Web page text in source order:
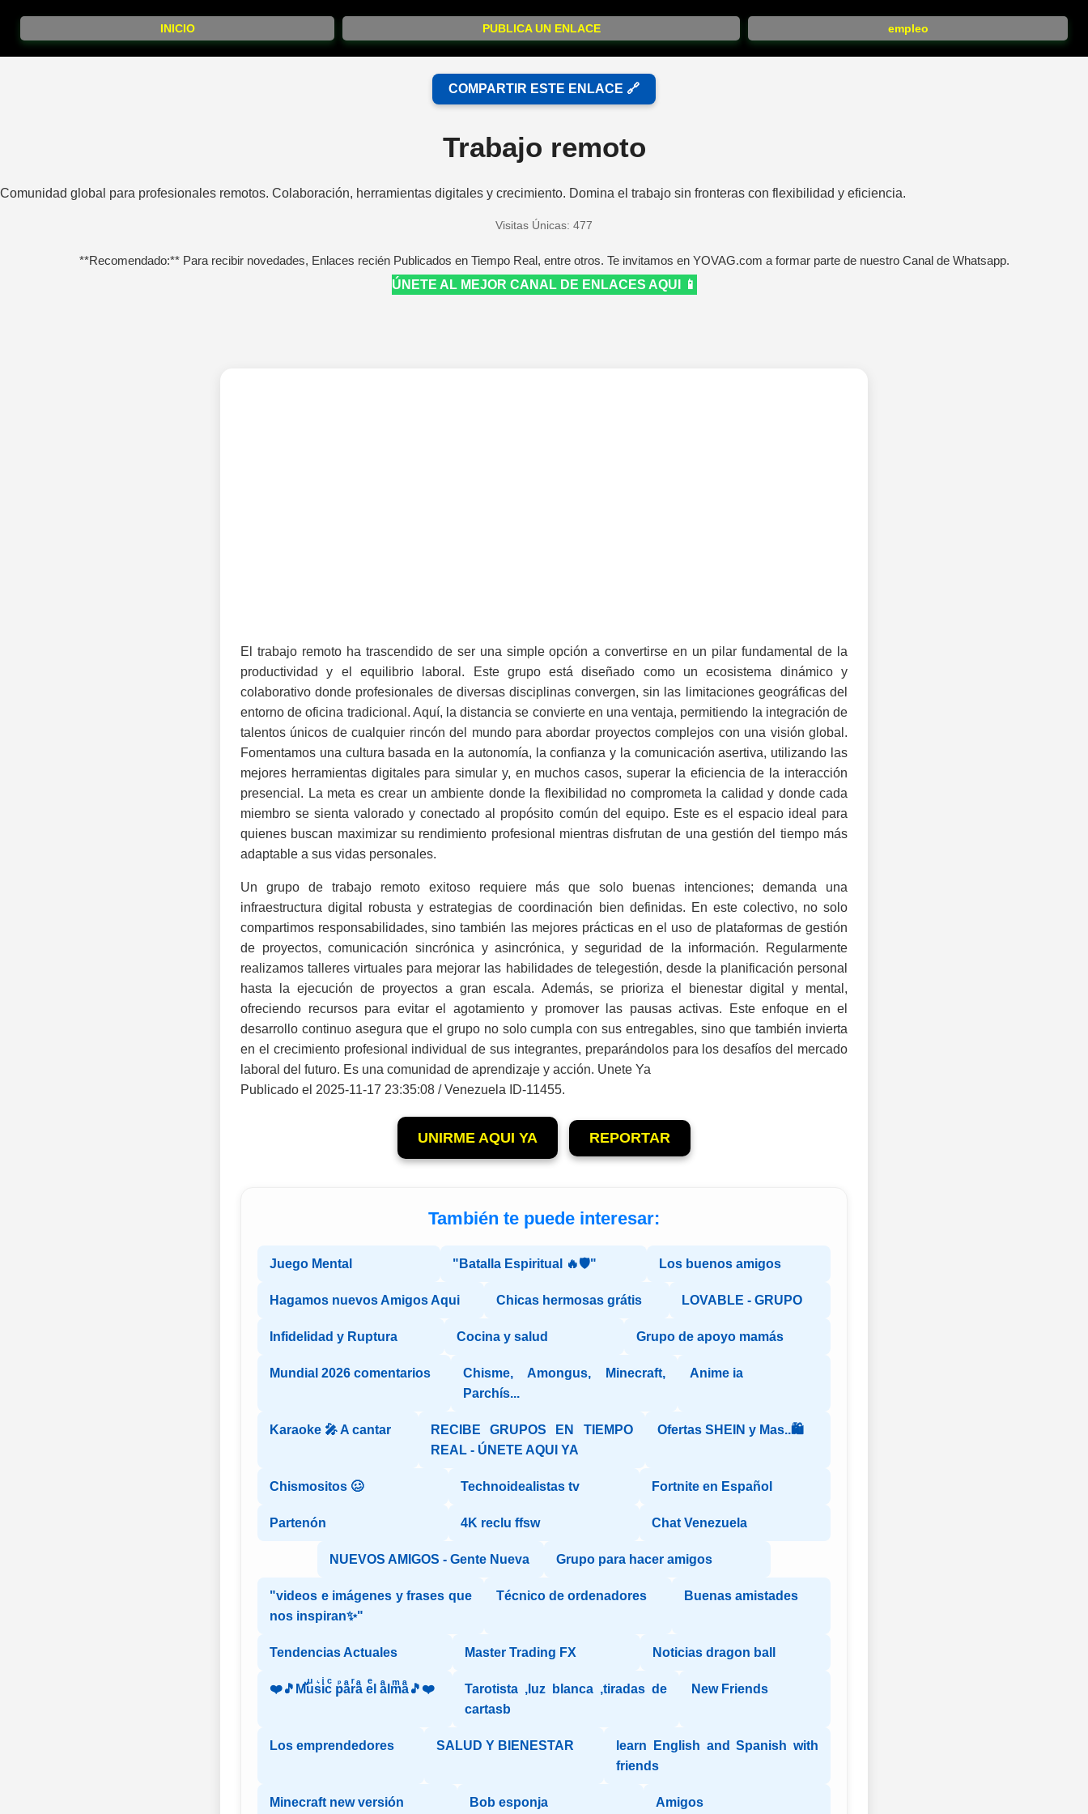
INICIO PUBLICA UN ENLACE empleo
COMPARTIR ESTE ENLACE 🔗
Trabajo remoto
Comunidad global para profesionales remotos. Colaboración, herramientas digitales y crecimiento. Domina el trabajo sin fronteras con flexibilidad y eficiencia.
Visitas Únicas: 477
**Recomendado:** Para recibir novedades, Enlaces recién Publicados en Tiempo Real, entre otros. Te invitamos en YOVAG.com a formar parte de nuestro Canal de Whatsapp.
ÚNETE AL MEJOR CANAL DE ENLACES AQUI 📱
El trabajo remoto ha trascendido de ser una simple opción a convertirse en un pilar fundamental de la
productividad y el equilibrio laboral. Este grupo está diseñado como un ecosistema dinámico y
colaborativo donde profesionales de diversas disciplinas convergen, sin las limitaciones geográficas del
entorno de oficina tradicional. Aquí, la distancia se convierte en una ventaja, permitiendo la integración de
talentos únicos de cualquier rincón del mundo para abordar proyectos complejos con una visión global.
Fomentamos una cultura basada en la autonomía, la confianza y la comunicación asertiva, utilizando las
mejores herramientas digitales para simular y, en muchos casos, superar la eficiencia de la interacción
presencial. La meta es crear un ambiente donde la flexibilidad no comprometa la calidad y donde cada
miembro se sienta valorado y conectado al propósito común del equipo. Este es el espacio ideal para
quienes buscan maximizar su rendimiento profesional mientras disfrutan de una gestión del tiempo más
adaptable a sus vidas personales.
Un grupo de trabajo remoto exitoso requiere más que solo buenas intenciones; demanda una
infraestructura digital robusta y estrategias de coordinación bien definidas. En este colectivo, no solo
compartimos responsabilidades, sino también las mejores prácticas en el uso de plataformas de gestión
de proyectos, comunicación sincrónica y asincrónica, y seguridad de la información. Regularmente
realizamos talleres virtuales para mejorar las habilidades de telegestión, desde la planificación personal
hasta la ejecución de proyectos a gran escala. Además, se prioriza el bienestar digital y mental,
ofreciendo recursos para evitar el agotamiento y promover las pausas activas. Este enfoque en el
desarrollo continuo asegura que el grupo no solo cumpla con sus entregables, sino que también invierta
en el crecimiento profesional individual de sus integrantes, preparándolos para los desafíos del mercado
laboral del futuro. Es una comunidad de aprendizaje y acción. Unete Ya
Publicado el 2025-11-17 23:35:08 / Venezuela ID-11455.
UNIRME AQUI YA REPORTAR
También te puede interesar:
Juego Mental "Batalla Espiritual 🔥🛡️" Los buenos amigos
Hagamos nuevos Amigos Aqui Chicas hermosas grátis LOVABLE - GRUPO
Infidelidad y Ruptura Cocina y salud Grupo de apoyo mamás
Mundial 2026 comentarios
Chisme, Amongus, Minecraft,
Parchís...
Anime ia
Karaoke 🎤 A cantar
RECIBE GRUPOS EN TIEMPO
REAL - ÚNETE AQUI YA
Ofertas SHEIN y Mas..🛍️
Chismositos 🥴 Technoidealistas tv Fortnite en Español
Partenón 4K reclu ffsw Chat Venezuela
NUEVOS AMIGOS - Gente Nueva Grupo para hacer amigos
"videos e imágenes y frases que
nos inspiran✨"
Técnico de ordenadores Buenas amistades
Tendencias Actuales Master Trading FX Noticias dragon ball
❤️🎵Mⷨuͧs͛iͥcͨ рⷬaͣrͬaͣ eͤl aͣlmͫaͣ🎵❤️
Tarotista ,luz blanca ,tiradas de
cartasb
New Friends
Los emprendedores SALUD Y BIENESTAR
learn English and Spanish with
friends
Minecraft new versión Bob esponja Amigos